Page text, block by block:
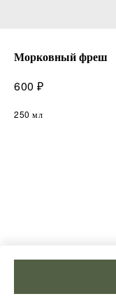
Морковный фреш
600 ₽
250 мл